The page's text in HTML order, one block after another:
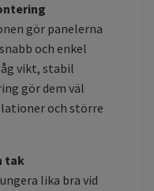
gör panelerna
och enkel
vikt, stabil
gör dem väl
och större
tak
lika bra vid